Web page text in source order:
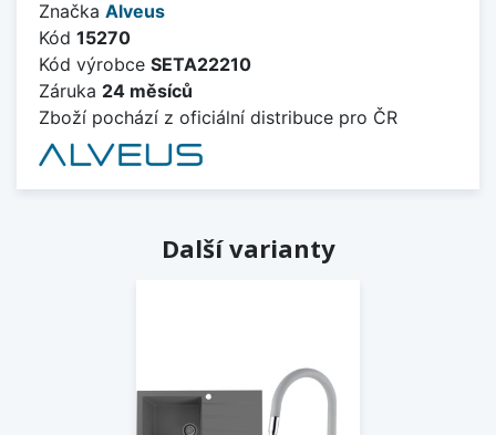
Značka Alveus
Kód 15270
Kód výrobce SETA22210
Záruka 24 měsíců
Zboží pochází z oficiální distribuce pro ČR
Další varianty